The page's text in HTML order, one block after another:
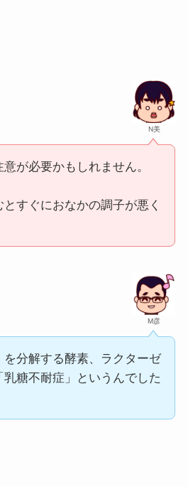
N美
が必要かもしれません。
すぐにおなかの調子が悪く
M彦
分解する酵素、ラクターゼ
糖不耐症」というんでした